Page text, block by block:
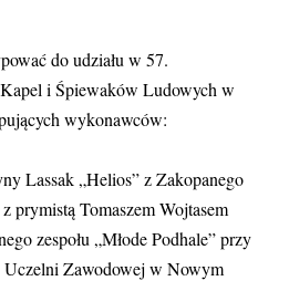
do udziału w 57.
i Śpiewaków Ludowych w
wykonawców:
Lassak „Helios” z Zakopanego
prymistą Tomaszem Wojtasem
zespołu „Młode Podhale” przy
Uczelni Zawodowej w Nowym